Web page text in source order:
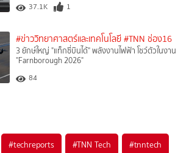
37.1K 1
#ข่าววิทยาศาสตร์และเทคโนโลยี #TNN ช่อง16
3 ยักษ์ใหญ่ "แท็กซี่บินได้" พลังงานไฟฟ้า โชว์ตัวในงาน
"Farnborough 2026"
84
#techreports #TNN Tech #tnntech